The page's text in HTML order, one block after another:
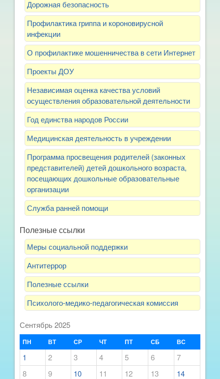
Дорожная безопасность
Профилактика гриппа и короновирусной
инфекции
О профилактике мошенничества в сети Интернет
Проекты ДОУ
Независимая оценка качества условий
осуществления образовательной деятельности
Год единства народов России
Медицинская деятельность в учреждении
Программа просвещения родителей (законных
представителей) детей дошкольного возраста,
посещающих дошкольные образовательные
организации
Служба ранней помощи
Полезные ссылки
Меры социальной поддержки
Антитеррор
Полезные ссылки
Психолого-медико-педагогическая комиссия
Сентябрь 2025
ПН ВТ СР ЧТ ПТ СБ ВС
1 2 3 4 5 6
7
8
9 10 11 12 13
14